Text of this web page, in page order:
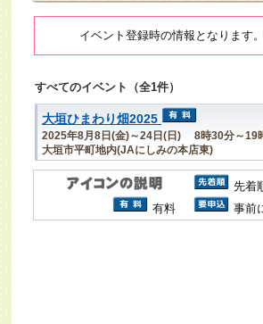
イベント登録時の情報となります
すべてのイベント（全1件）
大垣ひまわり畑2025
2025年8月8日(金)～24日(日) 8時30分～19
大垣市平町地内(JAにしみの本店東)
先着
有料
事前